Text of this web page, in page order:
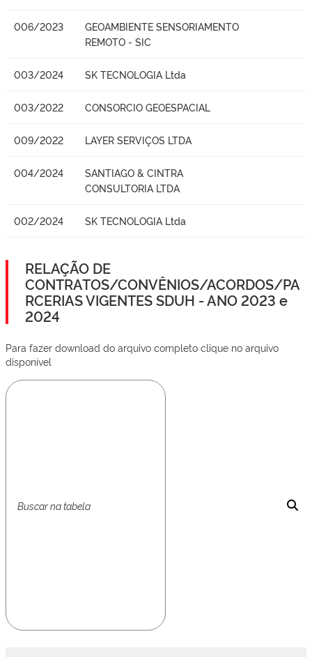
006/2023
GEOAMBIENTE SENSORIAMENTO
REMOTO - SIC
003/2024 SK TECNOLOGIA Ltda
003/2022 CONSORCIO GEOESPACIAL
009/2022 LAYER SERVIÇOS LTDA
004/2024
SANTIAGO & CINTRA
CONSULTORIA LTDA
002/2024 SK TECNOLOGIA Ltda
RELAÇÃO DE
CONTRATOS/CONVÊNIOS/ACORDOS/PA
RCERIAS VIGENTES SDUH - ANO 2023 e
2024
Para fazer download do arquivo completo clique no arquivo
disponível